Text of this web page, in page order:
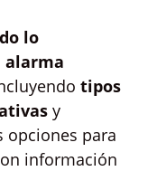
lo
alarma
tipos
y
opciones para
información